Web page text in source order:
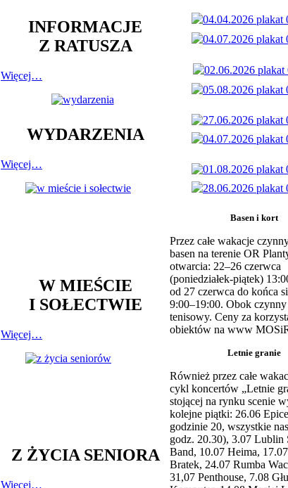
INFORMACJE
Z RATUSZA
Więcej…
WYDARZENIA
Więcej…
W MIEŚCIE
I SOŁECTWIE
Więcej…
Z ŻYCIA SENIORA
Więcej…
Basen i kort
Przez całe wakacje
basen na terenie OR
otwarcia: 22–26 czerwca
(poniedziałek-piątek)
od 27 czerwca do końca
9:00–19:00. Obok
tenisowy. Ceny za
obiektów na www
Letnie granie
Również przez całe
cykl koncertów „Letnie
stojącej na rynku scenie
kolejne piątki: 26.06
godzinie 20, wszystkie
godz. 20.30), 3.07 Lublin
Band, 10.07 Heima,
Bratek, 24.07 Rumba
31,07 Penthouse, 7.08